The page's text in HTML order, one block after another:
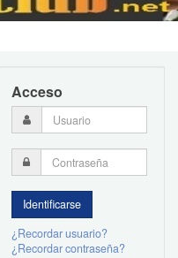
Acceso
¿Recordar usuario?
¿Recordar contraseña?